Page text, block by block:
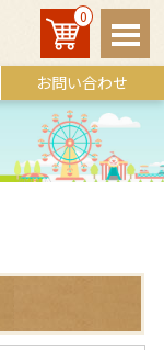
お問い合わせ
0